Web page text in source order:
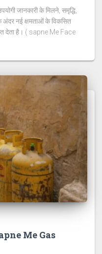
जानकारी के मिलने, समृद्धि,
अंदर नई क्षमताओं के विकसित
देता है। ( sapne Me Face
Me Gas